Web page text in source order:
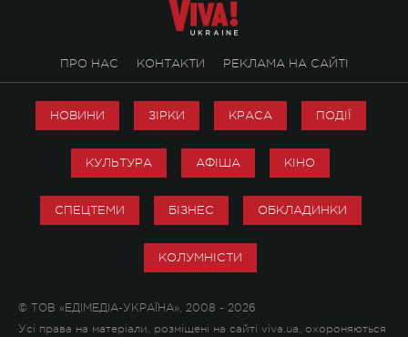
ПРО НАС КОНТАКТИ РЕКЛАМА НА САЙТІ
НОВИНИ ЗІРКИ КРАСА ПОДІЇ
КУЛЬТУРА АФІША КІНО
СПЕЦТЕМИ БІЗНЕС ОБКЛАДИНКИ
КОЛУМНІСТИ
© ТОВ «ЕДІМЕДІА-УКРАЇНА», 2008 - 2026
Усі права на матеріали, розміщені на сайті viva.ua, охороняються